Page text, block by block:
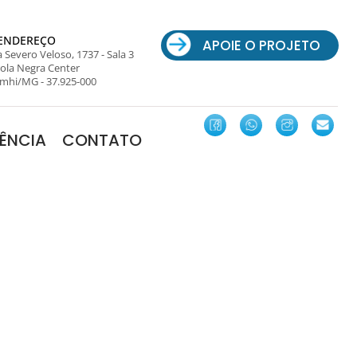
Severo Veloso, 1737 - Sala 3
Negra Center
MG - 37.925-000
APOIE O PROJETO
CONTATO